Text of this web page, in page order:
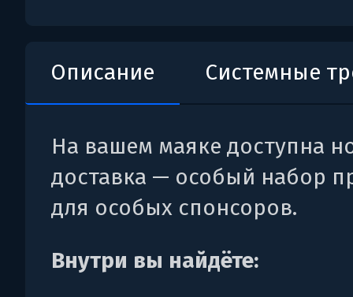
Описание Системные
На вашем маяке доступна
доставка — особый набор
для особых спонсоров.
Внутри вы найдёте: